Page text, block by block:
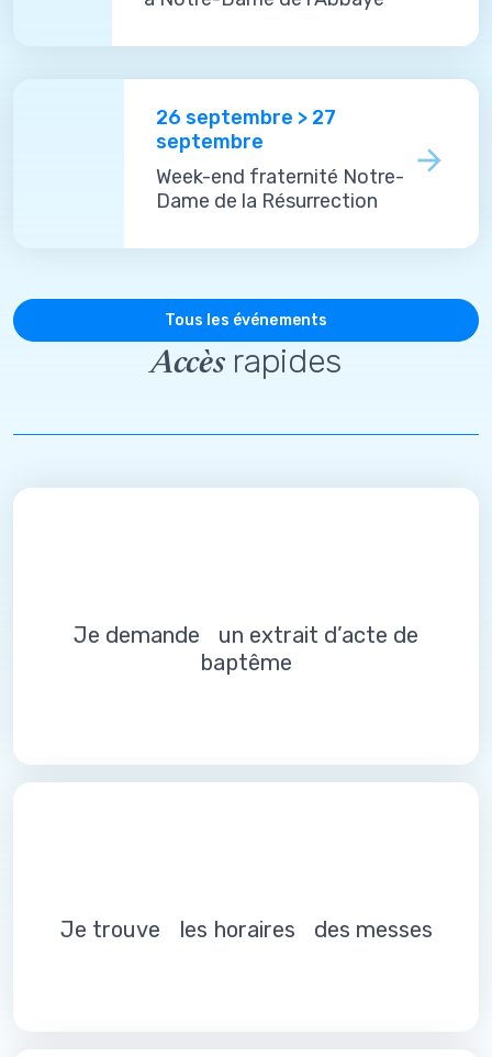
26 septembre > 27
septembre
Week-end fraternité Notre-
Dame de la Résurrection
Tous les événements
Accèsrapides
Je demande un extrait d’acte de
baptême
Je trouve les horaires des messes